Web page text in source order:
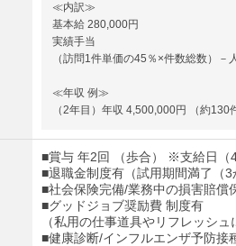
≪内訳≫
基本給 280,000円
実績手当
（訪問1件単価の45％×件数総数）－
≪年収 例≫
（2年目）年収 4,500,000円 （約130
■賞与 年2回 （歩合） ※支給日（4
■退職金制度有（試用期間満了（3
■社会保険完備/業務中の損害賠償
■グッドジョブ奨励費 制度有
（私用の仕事道具やリフレッシュ
■健康診断/インフルエンザ予防接